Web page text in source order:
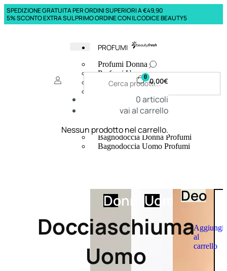
SPEDIZIONE GRATUITA PER ORDINI SUPERIORI A €49,90
5% SCONTO EXTRA SUL PRIMO ORDINE CON IL CODICE BEAUTY5
PROFUMI
Profumi Donna
Profumi Uomo
Deodoranti Donna
Corpo Donna
Corpo Uomo
Creme Mani
Bagnodoccia Donna Profumi
Bagnodoccia Uomo Profumi
DonnaUomoDeo
Aggiungi
al
carrello
0 0,00€
0articoli
vai al carrello
Nessun prodotto nel carrello.
Docciaschiuma
Uomo